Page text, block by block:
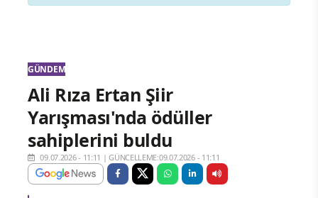
GÜNDEM
Ali Rıza Ertan Şiir
Yarışması'nda ödüller
sahiplerini buldu
09.07.2026 - 11:11 |GÜNCELLEME:09.07.2026 - 11:11